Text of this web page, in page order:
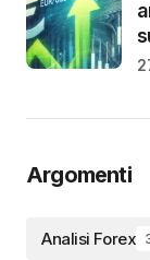
Argomenti
Analisi Forex